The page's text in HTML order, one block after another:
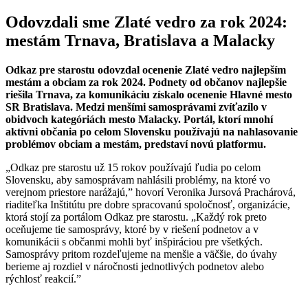
Odovzdali sme Zlaté vedro za rok 2024:
mestám Trnava, Bratislava a Malacky
Odkaz pre starostu odovzdal ocenenie Zlaté vedro najlepším
mestám a obciam za rok 2024. Podnety od občanov najlepšie
riešila Trnava, za komunikáciu získalo ocenenie Hlavné mesto
SR Bratislava. Medzi menšími samosprávami zvíťazilo v
obidvoch kategóriách mesto Malacky. Portál, ktorí mnohí
aktívni občania po celom Slovensku používajú na nahlasovanie
problémov obciam a mestám, predstaví novú platformu.
„Odkaz pre starostu už 15 rokov používajú ľudia po celom
Slovensku, aby samosprávam nahlásili problémy, na ktoré vo
verejnom priestore narážajú,” hovorí Veronika Jursová Prachárová,
riaditeľka Inštitútu pre dobre spracovanú spoločnosť, organizácie,
ktorá stojí za portálom Odkaz pre starostu. „Každý rok preto
oceňujeme tie samosprávy, ktoré by v riešení podnetov a v
komunikácii s občanmi mohli byť inšpiráciou pre všetkých.
Samosprávy pritom rozdeľujeme na menšie a väčšie, do úvahy
berieme aj rozdiel v náročnosti jednotlivých podnetov alebo
rýchlosť reakcií.”